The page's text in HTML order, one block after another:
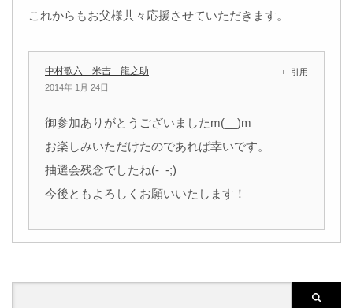
これからもお父様共々応援させていただきます。
中村歌六 米吉 龍之助
2014年 1月 24日
引用
御参加ありがとうございましたm(__)m
お楽しみいただけたのであれば幸いです。
抽選会残念でしたね(-_-;)
今後ともよろしくお願いいたします！